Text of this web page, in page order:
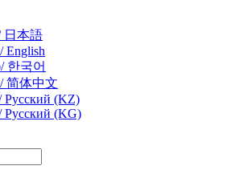
日本語
English
한국어
简体中文
Русский (KZ)
Русский (KG)